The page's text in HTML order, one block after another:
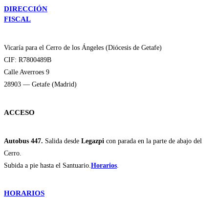
DIRECCIÓN
FISCAL
Vicaría para el Cerro de los Ángeles (Diócesis de Getafe)
CIF: R7800489B
Calle Averroes 9
28903 — Getafe (Madrid)
ACCESO
Autobus 447. Salida desde Legazpi con parada en la parte de abajo del
Cerro.
Subida a pie hasta el Santuario. Horarios
HORARIOS